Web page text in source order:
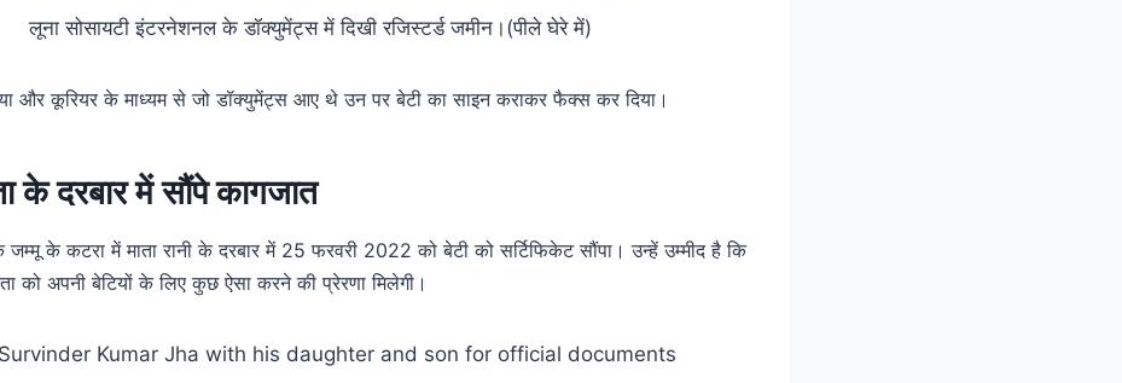
लूना सोसायटी इंटरनेशनल के डॉक्युमेंट्स में दिखी रजिस्टर्ड जमीन।(पीले घेरे में)
और कूरियर के माध्यम से जो डॉक्युमेंट्स आए थे उन पर बेटी का साइन कराकर फैक्स कर दिया।
के दरबार में सौंपे कागजात
जम्मू के कटरा में माता रानी के दरबार में 25 फरवरी 2022 को बेटी को सर्टिफिकेट सौंपा। उन्हें उम्मीद है कि
को अपनी बेटियों के लिए कुछ ऐसा करने की प्रेरणा मिलेगी।